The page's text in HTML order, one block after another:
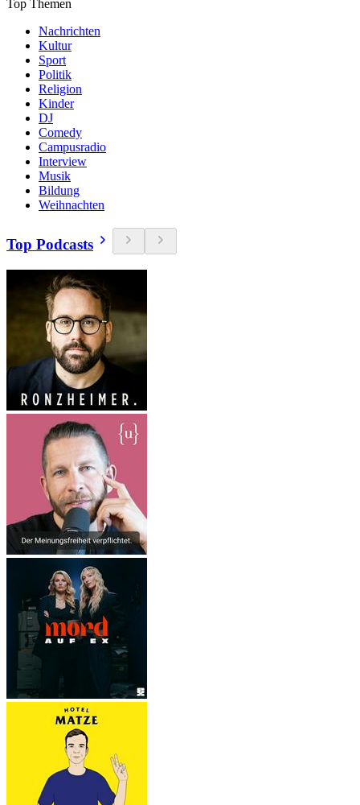
Top Themen
Nachrichten
Kultur
Sport
Politik
Religion
Kinder
DJ
Comedy
Campusradio
Interview
Musik
Bildung
Weihnachten
Top Podcasts